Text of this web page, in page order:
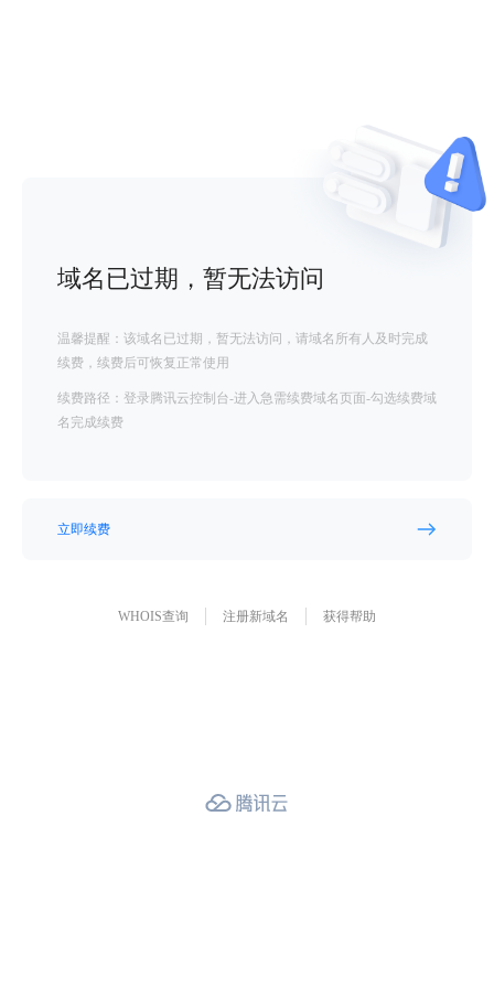
域名已过期，暂无法访问
温馨提醒：该域名已过期，暂无法访问，请域名所有人及时完成
续费，续费后可恢复正常使用
续费路径：登录腾讯云控制台-进入急需续费域名页面-勾选续费域
名完成续费
立即续费
WHOIS查询 注册新域名 获得帮助